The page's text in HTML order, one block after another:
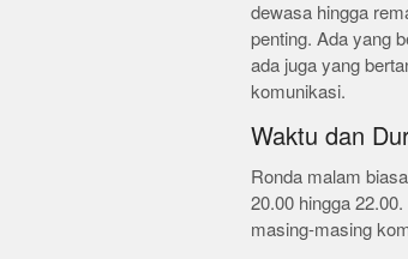
dewasa hingga
penting. Ada yang
ada juga yang
komunikasi.
Waktu dan
Ronda malam
20.00 hingga
masing-masing